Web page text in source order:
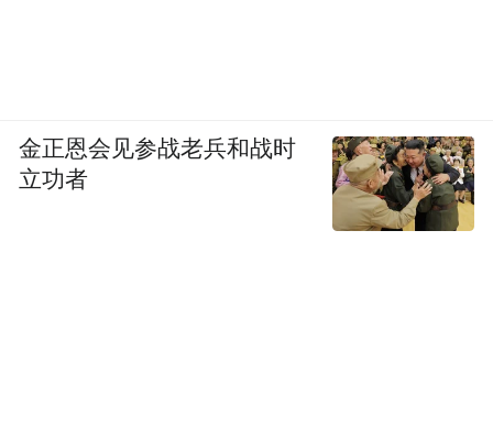
金正恩会见参战老兵和战时
立功者